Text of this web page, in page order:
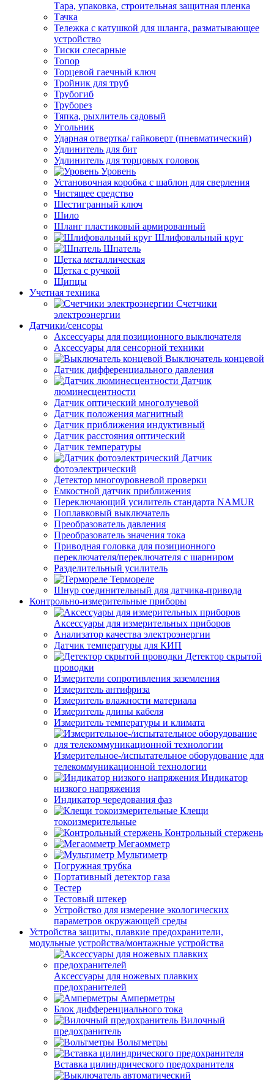
Тара, упаковка, строительная защитная пленка
Тачка
Тележка с катушкой для шланга, разматывающее
устройство
Тиски слесарные
Топор
Торцевой гаечный ключ
Тройник для труб
Трубогиб
Труборез
Тяпка, рыхлитель садовый
Угольник
Ударная отвертка/ гайковерт (пневматический)
Удлинитель для бит
Удлинитель для торцовых головок
Уровень
Установочная коробка с шаблон для сверления
Чистящее средство
Шестигранный ключ
Шило
Шланг пластиковый армированный
Шлифовальный круг
Шпатель
Щетка металлическая
Щетка с ручкой
Щипцы
Учетная техника
Счетчики
электроэнергии
Датчики/сенсоры
Аксессуары для позиционного выключателя
Аксессуары для сенсорной техники
Выключатель концевой
Датчик дифференциального давления
Датчик
люминесцентности
Датчик оптический многолучевой
Датчик положения магнитный
Датчик приближения индуктивный
Датчик расстояния оптический
Датчик температуры
Датчик
фотоэлектрический
Детектор многоуровневой проверки
Емкостной датчик приближения
Переключающий усилитель стандарта NAMUR
Поплавковый выключатель
Преобразователь давления
Преобразователь значения тока
Приводная головка для позиционного
переключателя/переключателя с шарниром
Разделительный усилитель
Термореле
Шнур соединительный для датчика-привода
Контрольно-измерительные приборы
Аксессуары для измерительных приборов
Анализатор качества электроэнергии
Датчик температуры для КИП
Детектор скрытой
проводки
Измерители сопротивления заземления
Измеритель антифриза
Измеритель влажности материала
Измеритель длины кабеля
Измеритель температуры и климата
Измерительное-/испытательное оборудование для
телекоммуникационной технологии
Индикатор
низкого напряжения
Индикатор чередования фаз
Клещи
токоизмерительные
Контрольный стержень
Мегаомметр
Мультиметр
Погружная трубка
Портативный детектор газа
Тестер
Тестовый штекер
Устройство для измерение экологических
параметров окружающей среды
Устройства защиты, плавкие предохранители,
модульные устройства/монтажные устройства
Аксессуары для ножевых плавких
предохранителей
Амперметры
Блок дифференциального тока
Вилочный
предохранитель
Вольтметры
Вставка цилиндрического предохранителя